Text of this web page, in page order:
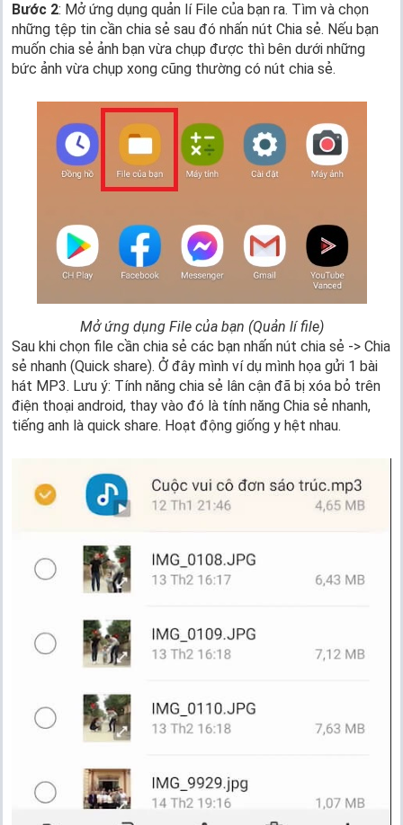
Bước 2: Mở ứng dụng quản lí File của bạn ra. Tìm và chọn
những tệp tin cần chia sẻ sau đó nhấn nút Chia sẻ. Nếu bạn
muốn chia sẻ ảnh bạn vừa chụp được thì bên dưới những
bức ảnh vừa chụp xong cũng thường có nút chia sẻ.
Mở ứng dụng File của bạn (Quản lí file)
Sau khi chọn file cần chia sẻ các bạn nhấn nút chia sẻ -> Chia
sẻ nhanh (Quick share). Ở đây mình ví dụ mình họa gửi 1 bài
hát MP3. Lưu ý: Tính năng chia sẻ lân cận đã bị xóa bỏ trên
điện thoại android, thay vào đó là tính năng Chia sẻ nhanh,
tiếng anh là quick share. Hoạt động giống y hệt nhau.